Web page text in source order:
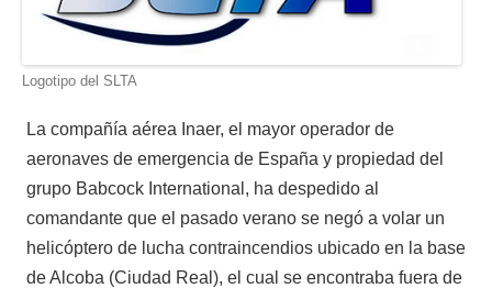
Logotipo del SLTA
La compañía aérea Inaer, el mayor operador de
aeronaves de emergencia de España y propiedad del
grupo Babcock International, ha despedido al
comandante que el pasado verano se negó a volar un
helicóptero de lucha contraincendios ubicado en la base
de Alcoba (Ciudad Real), el cual se encontraba fuera de